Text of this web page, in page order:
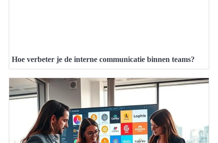
Hoe verbeter je de interne communicatie binnen teams?